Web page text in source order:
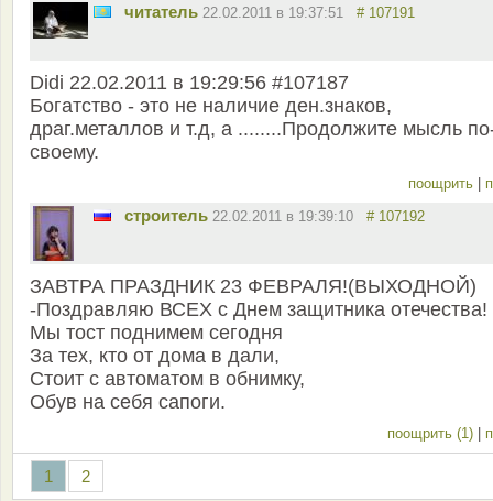
читатель 22.02.2011 в 19:37:51 # 107191
Didi 22.02.2011 в 19:29:56 #107187
Богатство - это не наличие ден.знаков,
драг.металлов и т.д, а ........Продолжите мысль
своему.
поощрить
строитель 22.02.2011 в 19:39:10 # 107192
ЗАВТРА ПРАЗДНИК 23 ФЕВРАЛЯ!(ВЫХОДНОЙ)
-Поздравляю ВСЕХ с Днем защитника отечества!
Мы тост поднимем сегодня
За тех, кто от дома в дали,
Стоит с автоматом в обнимку,
Обув на себя сапоги.
поощрить (1)
1 2